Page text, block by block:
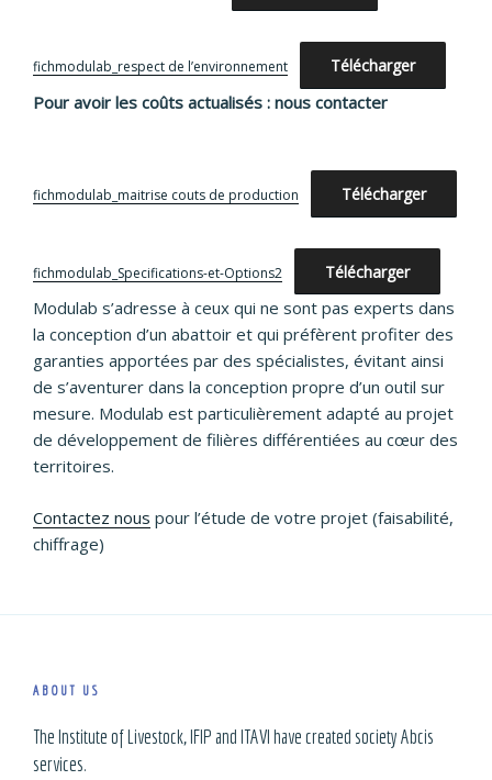
fichmodulab_respect de l’environnement Télécharger
Pour avoir les coûts actualisés : nous contacter
fichmodulab_maitrise couts de production Télécharger
fichmodulab_Specifications-et-Options2 Télécharger
Modulab s’adresse à ceux qui ne sont pas experts dans
la conception d’un abattoir et qui préfèrent profiter des
garanties apportées par des spécialistes, évitant ainsi
de s’aventurer dans la conception propre d’un outil sur
mesure. Modulab est particulièrement adapté au projet
de développement de filières différentiées au cœur des
territoires.
Contactez nous pour l’étude de votre projet (faisabilité,
chiffrage)
ABOUT US
The Institute of Livestock, IFIP and ITAVI have created society Abcis
services.